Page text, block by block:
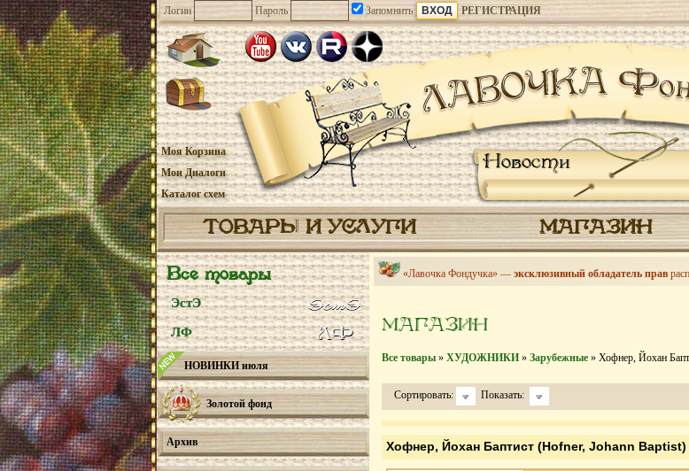
Логин Пароль Запомнить РЕГИСТРАЦИЯ
Новости
Моя Корзина
Мои Диалоги
Каталог схем
ТОВАРЫ И УСЛУГИ МАГАЗИН
Все товары
ЭстЭ
ЛФ
НОВИНКИ июля
Золотой фонд
Архив
«Лавочка Фондучка» — эксклюзивный обладатель прав
МАГАЗИН
Все товары » ХУДОЖНИКИ » Зарубежные » Хофнер, Йохан
Сортировать: Показать:
Хофнер, Йохан Баптист (Hofner, Johann Baptist)